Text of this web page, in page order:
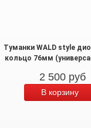
Туманки WALD style
кольцо 76мм
2 500 руб